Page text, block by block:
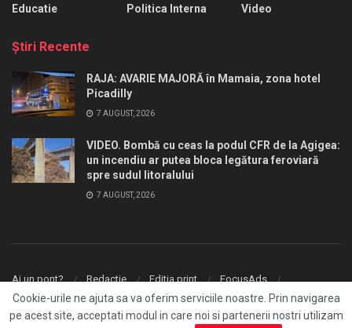
Educatie
Politica Interna
Video
Ştiri Recente
RAJA: AVARIE MAJORĂ în Mamaia, zona hotel
Picadilly
7 AUGUST, 2026
VIDEO. Bombă cu ceas la podul CFR de la Agigea:
un incendiu ar putea bloca legătura feroviară
spre sudul litoralului
7 AUGUST, 2026
Ai un pont? Redactie Editia print
FocusAds
Agentie publicitate
Fresh Media.
Cookie-urile ne ajuta sa va oferim serviciile noastre. Prin navigarea
pe acest site, acceptati modul in care noi si partenerii nostri utilizam